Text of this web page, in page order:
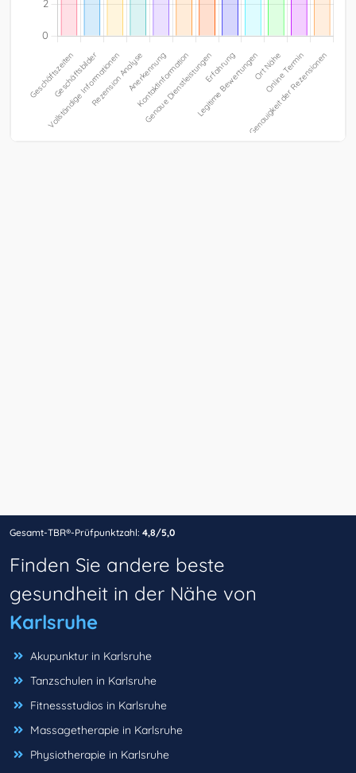
Gesamt-TBR®-Prüfpunktzahl: 4,8/5,0
Finden Sie andere beste
gesundheit in der Nähe von
Karlsruhe
Akupunktur in Karlsruhe
Tanzschulen in Karlsruhe
Fitnessstudios in Karlsruhe
Massagetherapie in Karlsruhe
Physiotherapie in Karlsruhe